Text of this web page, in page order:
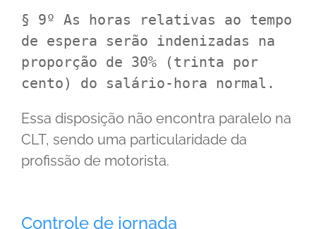
§ 9º As horas relativas ao tempo
de espera serão indenizadas na
proporção de 30% (trinta por
cento) do salário-hora normal.
Essa disposição não encontra paralelo na
CLT, sendo uma particularidade da
profissão de motorista.
Controle de jornada